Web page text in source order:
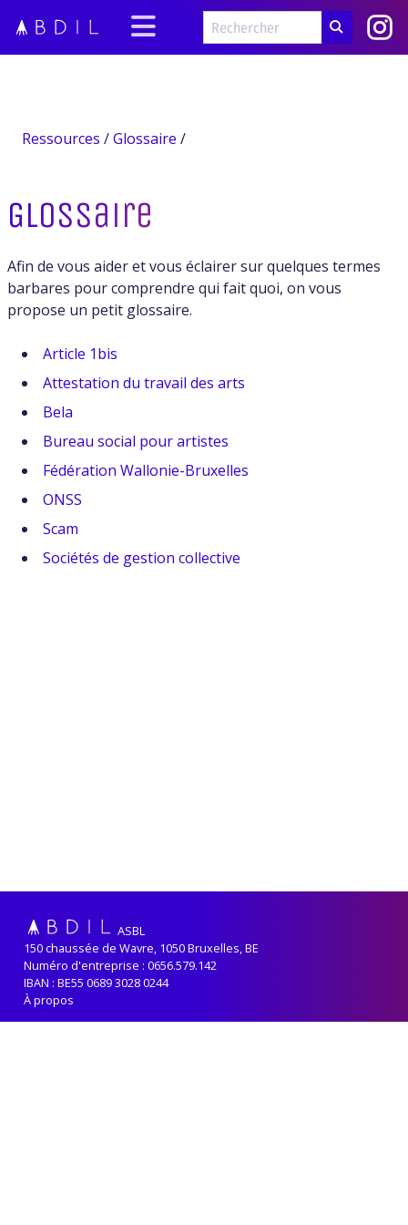
Ressources /Glossaire /
Glossaire
Afin de vous aider et vous éclairer sur quelques termes
barbares pour comprendre qui fait quoi, on vous
propose un petit glossaire.
Article 1bis
Attestation du travail des arts
Bela
Bureau social pour artistes
Fédération Wallonie-Bruxelles
ONSS
Scam
Sociétés de gestion collective
ASBL
150 chaussée de Wavre, 1050 Bruxelles, BE
Numéro d'entreprise : 0656.579.142
IBAN : BE55 0689 3028 0244
À propos
Adhérer